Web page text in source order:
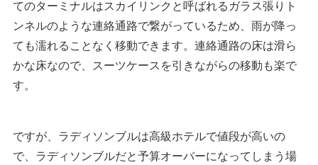
てのターミナルはスカイリンクと呼ばれるガラス張りト
ンネルのような連絡通路で繋がっているため、雨が降っ
ても濡れることなく移動できます。連絡通路の床は滑ら
かな床なので、スーツケースを引きながらの移動も楽で
す。
ですが、ラディソンブルは高級ホテルで値段が高いの
で、ラディソンブルだと予算オーバーになってしまう場